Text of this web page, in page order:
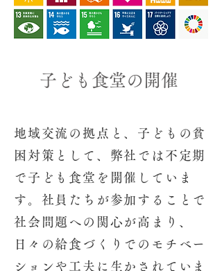
​子ども食堂の開催
地域交流の拠点と、子どもの貧
困対策として、 弊社では不定期
で子ども食堂を開催していま
す。社員たちが参加することで
社会問題への関心が高まり、
日々の給食づくりでのモチベー
ションや工夫に生かされていま